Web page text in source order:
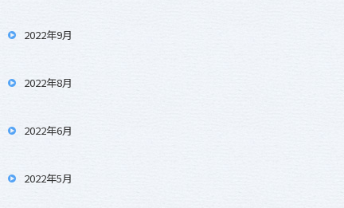
2022年9月
2022年8月
2022年6月
2022年5月